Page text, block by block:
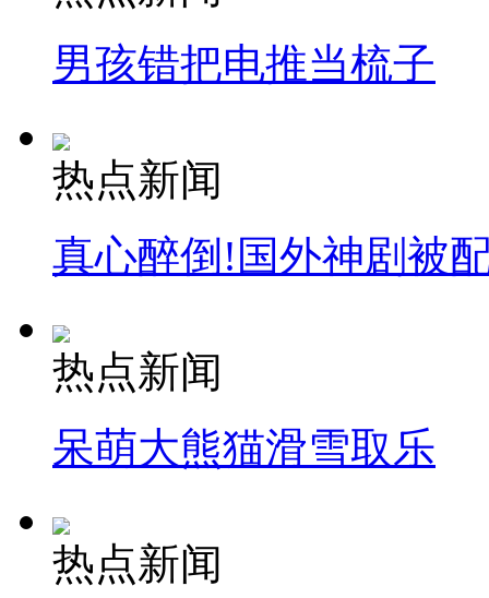
男孩错把电推当梳子
热点新闻
真心醉倒!国外神剧被
热点新闻
呆萌大熊猫滑雪取乐
热点新闻